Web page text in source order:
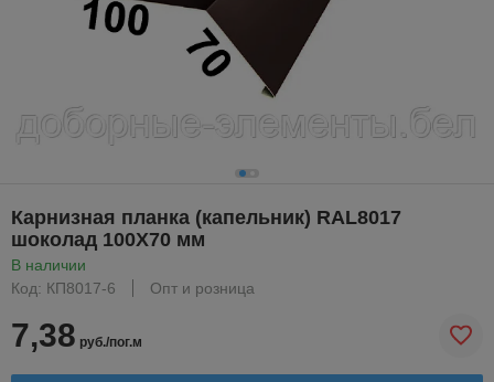
Карнизная планка (капельник) RAL8017
шоколад 100Х70 мм
В наличии
Код: КП8017-6
Опт и розница
7,38 руб./пог.м